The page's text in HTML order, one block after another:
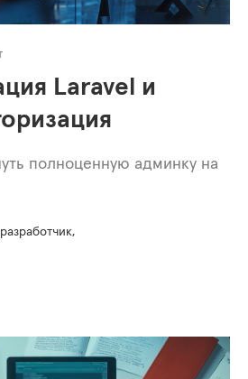
Laravel и
полноценную админку на